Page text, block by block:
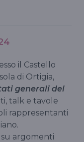
il Castello
di Ortigia,
generali del
talk e tavole
rappresentanti
argomenti